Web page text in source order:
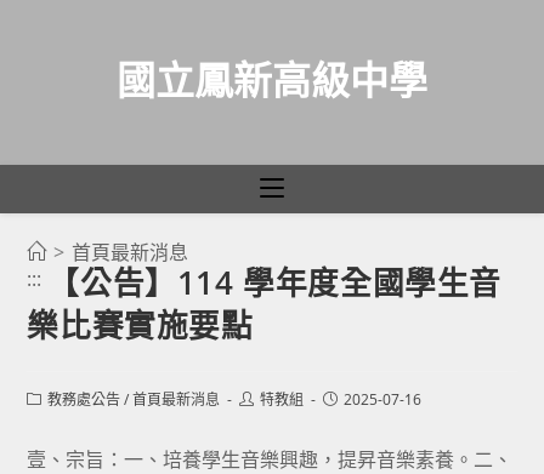
國立鳳新高級中學
> 首頁最新消息
:::
【公告】114 學年度全國學生音
樂比賽實施要點
Post教務處公告 / 首頁最新消息
Post特教組
Post2025-07-16
壹、宗旨：一、培養學生音樂興趣，提昇音樂素養。二、